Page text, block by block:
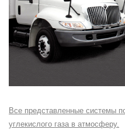
Все представленные системы
углекислого газа в атмосферу.